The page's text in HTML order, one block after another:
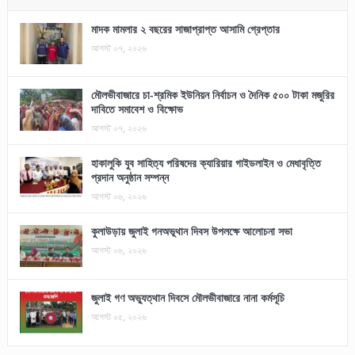
মাদক মামলার ২ বছরের সাজাপ্রাপ্ত আসামি গ্রেপ্তার
আগস্ট ০৭, ২০২৬
মৌলভীবাজারে চা-শ্রমিক ইউনিয়ন নির্বাচন ও দৈনিক ৫০০ টাকা মজুরির
দাবিতে সমাবেশ ও বিক্ষোভ
আগস্ট ০৭, ২০২৬
হাকালুকি যুব সাহিত্য পরিষদের ক্যারিয়ার গাইডলাইন ও মেধাবৃত্তি
প্রদান অনুষ্ঠান সম্পন্ন
আগস্ট ০৬, ২০২৬
কুলাউড়ায় জুলাই গনঅভূথান দিবস উপলক্ষে আলোচনা সভা
আগস্ট ০৬, ২০২৬
জুলাই গণ অভ্যুত্থান দিবসে মৌলভীবাজারে নানা কর্মসূচি
আগস্ট ০৫, ২০২৬